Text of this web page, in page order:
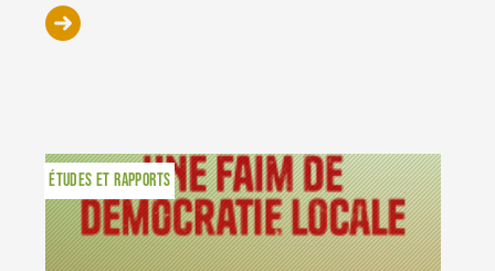
ÉTUDES ET RAPPORTS